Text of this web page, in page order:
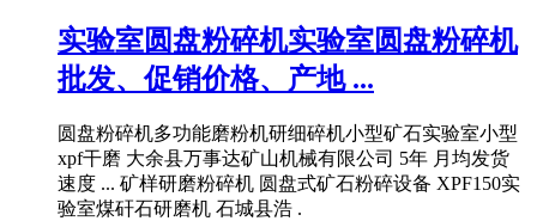
实验室圆盘粉碎机实验室圆盘粉碎机
批发、促销价格、产地 ...
圆盘粉碎机多功能磨粉机研细碎机小型矿石实验室小型
xpf干磨 大余县万事达矿山机械有限公司 5年 月均发货
速度 ... 矿样研磨粉碎机 圆盘式矿石粉碎设备 XPF150实
验室煤矸石研磨机 石城县浩 .